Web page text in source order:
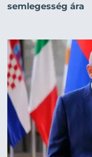
semlegesség ára